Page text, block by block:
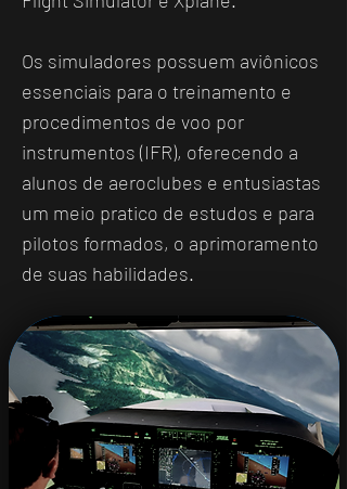
Os simuladores possuem aviônicos
essenciais para o treinamento e
procedimentos de voo por
instrumentos (IFR), oferecendo a
alunos de aeroclubes e entusiastas
um meio pratico de estudos e para
pilotos formados, o aprimoramento
de suas habilidades.